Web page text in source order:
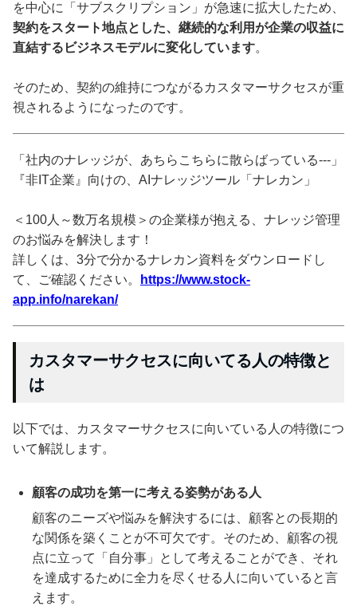
を中心に「サブスクリプション」が急速に拡大したため、
契約をスタート地点とした、継続的な利用が企業の収益に
直結するビジネスモデルに変化しています。
そのため、契約の維持につながるカスタマーサクセスが重
視されるようになったのです。
「社内のナレッジが、あちらこちらに散らばっている---」
『非IT企業』向けの、AIナレッジツール「ナレカン」
＜100人～数万名規模＞の企業様が抱える、ナレッジ管理
のお悩みを解決します！
詳しくは、3分で分かるナレカン資料をダウンロードし
て、ご確認ください。
https://www.stock-
app.info/narekan/
カスタマーサクセスに向いてる人の特徴と
は
以下では、カスタマーサクセスに向いている人の特徴につ
いて解説します。
顧客の成功を第一に考える姿勢がある人
顧客のニーズや悩みを解決するには、顧客との長期的
な関係を築くことが不可欠です。そのため、顧客の視
点に立って「自分事」として考えることができ、それ
を達成するために全力を尽くせる人に向いていると言
えます。